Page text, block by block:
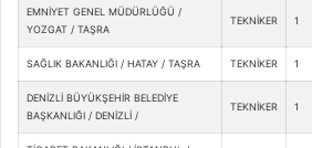
EMNİYET GENEL MÜDÜRLÜĞÜ /
YOZGAT / TAŞRA
TEKNİKER 1
SAĞLIK BAKANLIĞI / HATAY / TAŞRA TEKNİKER 1
DENİZLİ BÜYÜKŞEHİR BELEDİYE
BAŞKANLIĞI / DENİZLİ /
TEKNİKER 1